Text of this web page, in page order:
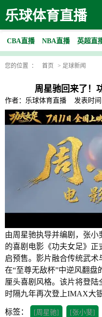
乐球体育直播
CBA直播 NBA直播 英超直
您的位置 ： 首页 > 足球新闻
周星驰回来了！
作者：乐球体育直播 发表时间
由周星驰执导并编剧，张
的喜剧电影《功夫女足》正
启预售。影片融合传统武术
在“至尊无敌杯”中逆风翻
厘头喜剧风格。该片将登
时隔九年再次登上IMAX大银
标签： [周星驰] [张小斐]